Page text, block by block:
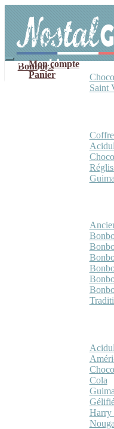
navigation
contenu
Mon compte
Panier
Bonbons
Saint
Cola
Harry